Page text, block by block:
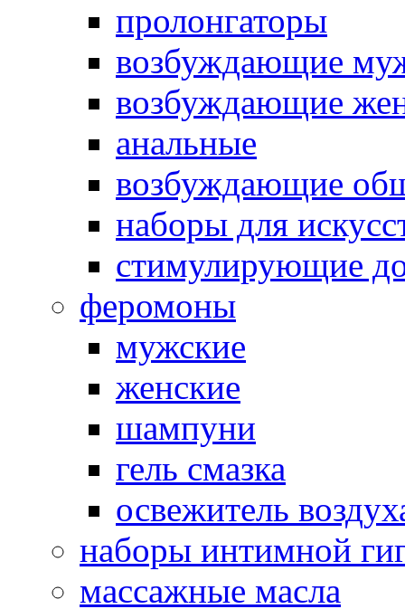
пролонгаторы
возбуждающие
возбуждающие
анальные
возбуждающие
наборы для
стимулирующие
феромоны
мужские
женские
шампуни
гель смазка
освежитель
наборы интимной
массажные масла